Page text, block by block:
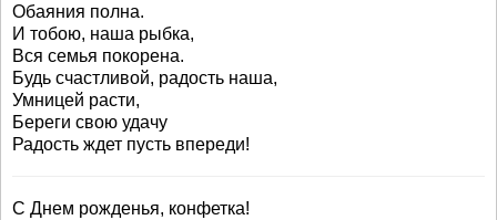
Обаяния полна.
И тобою, наша рыбка,
Вся семья покорена.
Будь счастливой, радость наша,
Умницей расти,
Береги свою удачу
Радость ждет пусть впереди!
С Днем рожденья, конфетка!